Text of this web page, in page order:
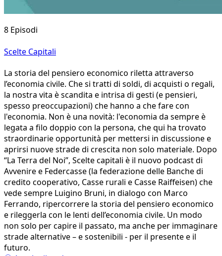
8 Episodi
Scelte Capitali
La storia del pensiero economico riletta attraverso
l’economia civile. Che si tratti di soldi, di acquisti o regali,
la nostra vita è scandita e intrisa di gesti (e pensieri,
spesso preoccupazioni) che hanno a che fare con
l'economia. Non è una novità: l'economia da sempre è
legata a filo doppio con la persona, che qui ha trovato
straordinarie opportunità per mettersi in discussione e
aprirsi nuove strade di crescita non solo materiale. Dopo
“La Terra del Noi”, Scelte capitali è il nuovo podcast di
Avvenire e Federcasse (la federazione delle Banche di
credito cooperativo, Casse rurali e Casse Raiffeisen) che
vede sempre Luigino Bruni, in dialogo con Marco
Ferrando, ripercorrere la storia del pensiero economico
e rileggerla con le lenti dell’economia civile. Un modo
non solo per capire il passato, ma anche per immaginare
strade alternative – e sostenibili - per il presente e il
futuro.